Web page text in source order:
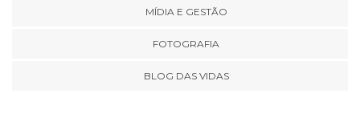
MÍDIA E GESTÃO
FOTOGRAFIA
BLOG DAS VIDAS